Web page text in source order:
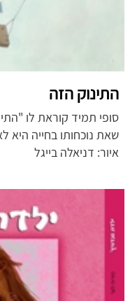
התינוק הזה
סופי תמיד קוראת לו
שאת נוכחותו בחייה
איור: דניאלה בייגל